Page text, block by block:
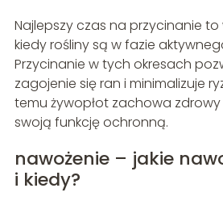
Najlepszy czas na przycinanie
kiedy rośliny są w fazie
Przycinanie w tych okresach
zagojenie się ran i minimalizuje
temu żywopłot zachowa zdrowy
swoją funkcję ochronną.
nawożenie – jakie
i kiedy?